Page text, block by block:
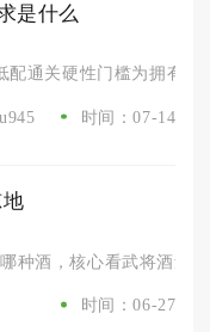
是什么
配通关硬性门槛为拥有
时间：07-14
种酒，核心看武将酒量
时间：06-27